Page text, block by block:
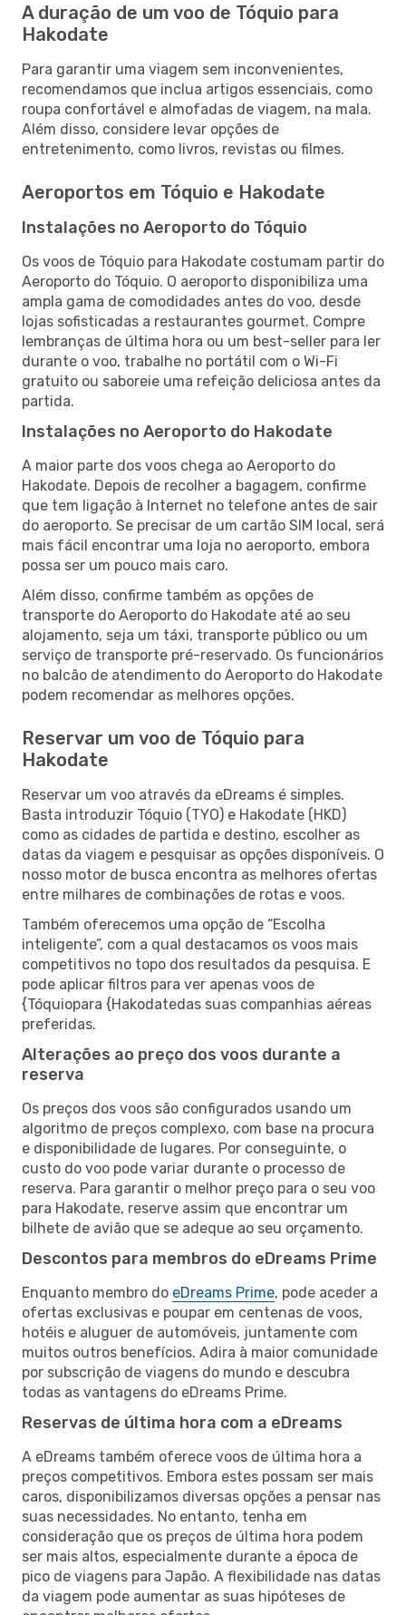
A duração de um voo de Tóquio para
Hakodate
Para garantir uma viagem sem inconvenientes,
recomendamos que inclua artigos essenciais, como
roupa confortável e almofadas de viagem, na mala.
Além disso, considere levar opções de
entretenimento, como livros, revistas ou filmes.
Aeroportos em Tóquio e Hakodate
Instalações no Aeroporto do Tóquio
Os voos de Tóquio para Hakodate costumam partir do
Aeroporto do Tóquio. O aeroporto disponibiliza uma
ampla gama de comodidades antes do voo, desde
lojas sofisticadas a restaurantes gourmet. Compre
lembranças de última hora ou um best-seller para ler
durante o voo, trabalhe no portátil com o Wi-Fi
gratuito ou saboreie uma refeição deliciosa antes da
partida.
Instalações no Aeroporto do Hakodate
A maior parte dos voos chega ao Aeroporto do
Hakodate. Depois de recolher a bagagem, confirme
que tem ligação à Internet no telefone antes de sair
do aeroporto. Se precisar de um cartão SIM local, será
mais fácil encontrar uma loja no aeroporto, embora
possa ser um pouco mais caro.
Além disso, confirme também as opções de
transporte do Aeroporto do Hakodate até ao seu
alojamento, seja um táxi, transporte público ou um
serviço de transporte pré-reservado. Os funcionários
no balcão de atendimento do Aeroporto do Hakodate
podem recomendar as melhores opções.
Reservar um voo de Tóquio para
Hakodate
Reservar um voo através da eDreams é simples.
Basta introduzir Tóquio (TYO) e Hakodate (HKD)
como as cidades de partida e destino, escolher as
datas da viagem e pesquisar as opções disponíveis. O
nosso motor de busca encontra as melhores ofertas
entre milhares de combinações de rotas e voos.
Também oferecemos uma opção de “Escolha
inteligente”, com a qual destacamos os voos mais
competitivos no topo dos resultados da pesquisa. E
pode aplicar filtros para ver apenas voos de
{Tóquiopara {Hakodatedas suas companhias aéreas
preferidas.
Alterações ao preço dos voos durante a
reserva
Os preços dos voos são configurados usando um
algoritmo de preços complexo, com base na procura
e disponibilidade de lugares. Por conseguinte, o
custo do voo pode variar durante o processo de
reserva. Para garantir o melhor preço para o seu voo
para Hakodate, reserve assim que encontrar um
bilhete de avião que se adeque ao seu orçamento.
Descontos para membros do eDreams Prime
Enquanto membro do eDreams Prime, pode aceder a
ofertas exclusivas e poupar em centenas de voos,
hotéis e aluguer de automóveis, juntamente com
muitos outros benefícios. Adira à maior comunidade
por subscrição de viagens do mundo e descubra
todas as vantagens do eDreams Prime.
Reservas de última hora com a eDreams
A eDreams também oferece voos de última hora a
preços competitivos. Embora estes possam ser mais
caros, disponibilizamos diversas opções a pensar nas
suas necessidades. No entanto, tenha em
consideração que os preços de última hora podem
ser mais altos, especialmente durante a época de
pico de viagens para Japão. A flexibilidade nas datas
da viagem pode aumentar as suas hipóteses de